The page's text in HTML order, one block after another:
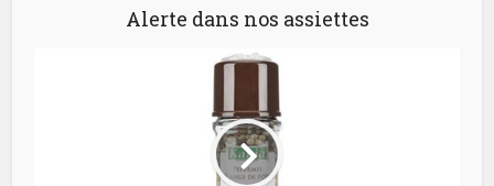
Alerte dans nos assiettes